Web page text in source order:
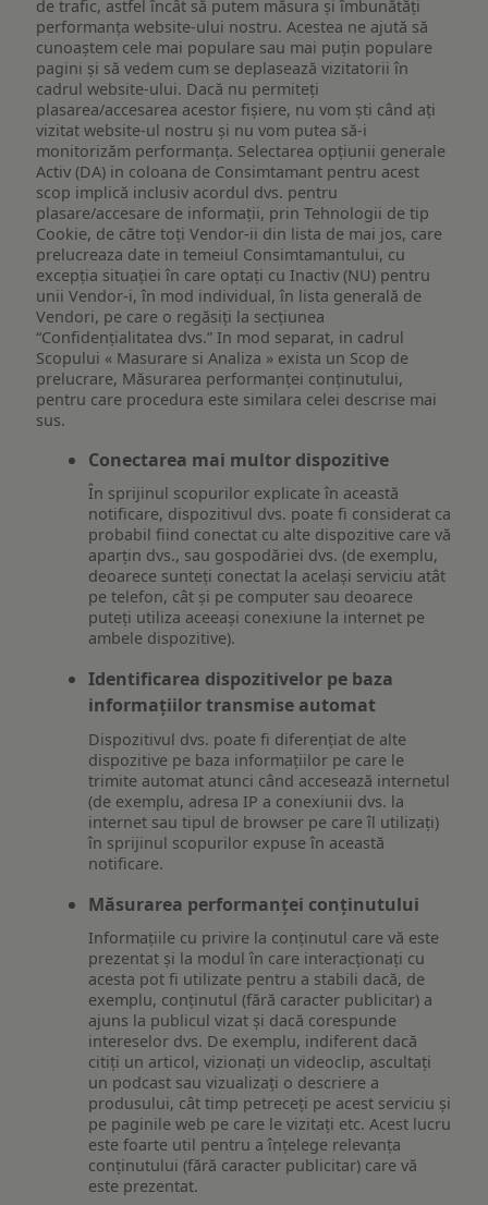
de trafic, astfel încât să putem măsura și îmbunătăți
performanța website-ului nostru. Acestea ne ajută să
cunoaștem cele mai populare sau mai puțin populare
pagini și să vedem cum se deplasează vizitatorii în
cadrul website-ului. Dacă nu permiteți
plasarea/accesarea acestor fișiere, nu vom ști când ați
vizitat website-ul nostru și nu vom putea să-i
monitorizăm performanța. Selectarea opțiunii generale
Activ (DA) in coloana de Consimtamant pentru acest
scop implică inclusiv acordul dvs. pentru
plasare/accesare de informații, prin Tehnologii de tip
Cookie, de către toți Vendor-ii din lista de mai jos, care
prelucreaza date in temeiul Consimtamantului, cu
excepția situației în care optați cu Inactiv (NU) pentru
unii Vendor-i, în mod individual, în lista generală de
Vendori, pe care o regăsiți la secțiunea
“Confidențialitatea dvs.” In mod separat, in cadrul
Scopului « Masurare si Analiza » exista un Scop de
prelucrare, Măsurarea performanței conținutului,
pentru care procedura este similara celei descrise mai
sus.
Conectarea mai multor dispozitive
În sprijinul scopurilor explicate în această
notificare, dispozitivul dvs. poate fi considerat ca
probabil fiind conectat cu alte dispozitive care vă
aparțin dvs., sau gospodăriei dvs. (de exemplu,
deoarece sunteți conectat la același serviciu atât
pe telefon, cât și pe computer sau deoarece
puteți utiliza aceeași conexiune la internet pe
ambele dispozitive).
Identificarea dispozitivelor pe baza
informațiilor transmise automat
Dispozitivul dvs. poate fi diferențiat de alte
dispozitive pe baza informațiilor pe care le
trimite automat atunci când accesează internetul
(de exemplu, adresa IP a conexiunii dvs. la
internet sau tipul de browser pe care îl utilizați)
în sprijinul scopurilor expuse în această
notificare.
Măsurarea performanței conținutului
Informațiile cu privire la conținutul care vă este
prezentat și la modul în care interacționați cu
acesta pot fi utilizate pentru a stabili dacă, de
exemplu, conținutul (fără caracter publicitar) a
ajuns la publicul vizat și dacă corespunde
intereselor dvs. De exemplu, indiferent dacă
citiți un articol, vizionați un videoclip, ascultați
un podcast sau vizualizați o descriere a
produsului, cât timp petreceți pe acest serviciu și
pe paginile web pe care le vizitați etc. Acest lucru
este foarte util pentru a înțelege relevanța
conținutului (fără caracter publicitar) care vă
este prezentat.